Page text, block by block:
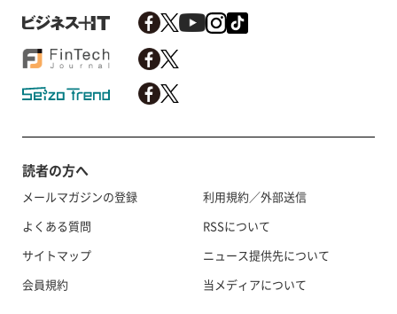
読者の方へ
メールマガジンの登録
よくある質問
サイトマップ
会員規約
利用規約／外部送信
RSSについて
ニュース提供先について
当メディアについて